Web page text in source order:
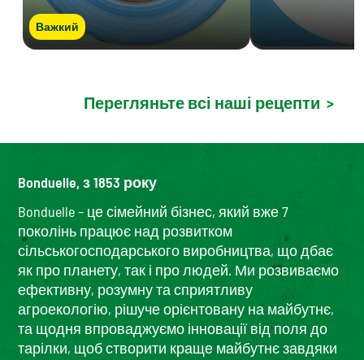
Важкий
Перегляньте всі наші рецепти >
Bonduelle, з 1853 року
Bonduelle – це сімейний бізнес, який вже 7
поколінь працює над розвитком
сільськогосподарського виробництва, що дбає
як про планету, так і про людей. Ми розвиваємо
ефективну, розумну та сприятливу
агроекологію, рішуче орієнтовану на майбутнє,
та щодня впроваджуємо інновації від поля до
тарілки, щоб створити краще майбутнє завдяки